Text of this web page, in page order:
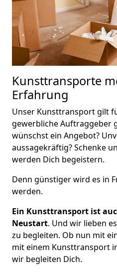
Kunsttransporte
Erfahrung
Unser Kunsttransport gilt
gewerbliche Auftraggeber
wünschst ein Angebot?
aussagekräftig? Schenke
werden Dich begeistern.
Denn günstiger wird es in
werden.
Ein Kunsttransport ist
Neustart. Und wir lieben
zu begleiten. Ob nun mit
mit einem Kunsttransport
wir begleiten Dich.